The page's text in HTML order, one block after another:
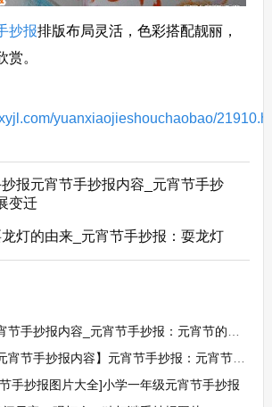
抄报排版布局灵活，色彩搭配靓丽，
赏。
yuanxiaojieshouchaobao/
报元宵节手抄报内容_元宵节手抄
变迁
灯的由来_元宵节手抄报：耍龙灯
手抄报内容_元宵节手抄报：元宵节的发展变迁
宵节手抄报内容】元宵节手抄报：元宵节简介
手抄报图片大全]小学一年级元宵节手抄报